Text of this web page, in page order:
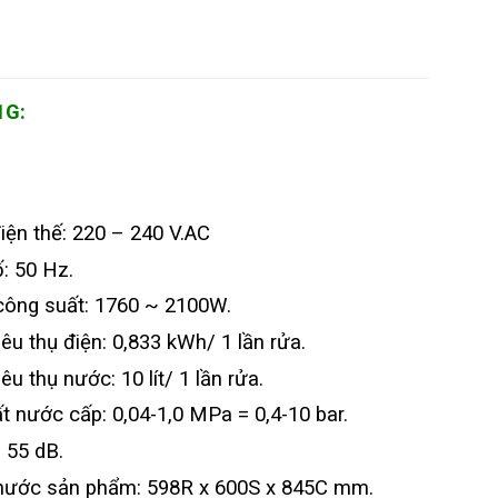
thế: 220 – 240 V.AC
50 Hz.
suất: 1760 ~ 2100W.
thụ điện: 0,833 kWh/ 1 lần rửa.
thụ nước: 10 lít/ 1 lần rửa.
nước cấp: 0,04-1,0 MPa = 0,4-10 bar.
dB.
sản phẩm: 598R x 600S x 845C mm.​​​